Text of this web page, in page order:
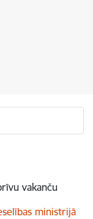
vakanču
ministrijā